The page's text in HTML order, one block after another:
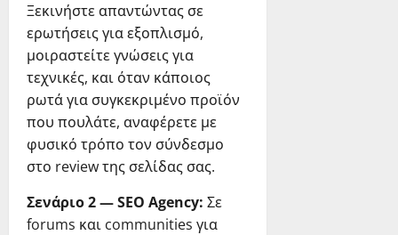
Ξεκινήστε απαντώντας σε
ερωτήσεις για εξοπλισμό,
μοιραστείτε γνώσεις για
τεχνικές, και όταν κάποιος
ρωτά για συγκεκριμένο προϊόν
που πουλάτε, αναφέρετε με
φυσικό τρόπο τον σύνδεσμο
στο review της σελίδας σας.
Σενάριο 2 — SEO Agency: Σε
forums και communities για